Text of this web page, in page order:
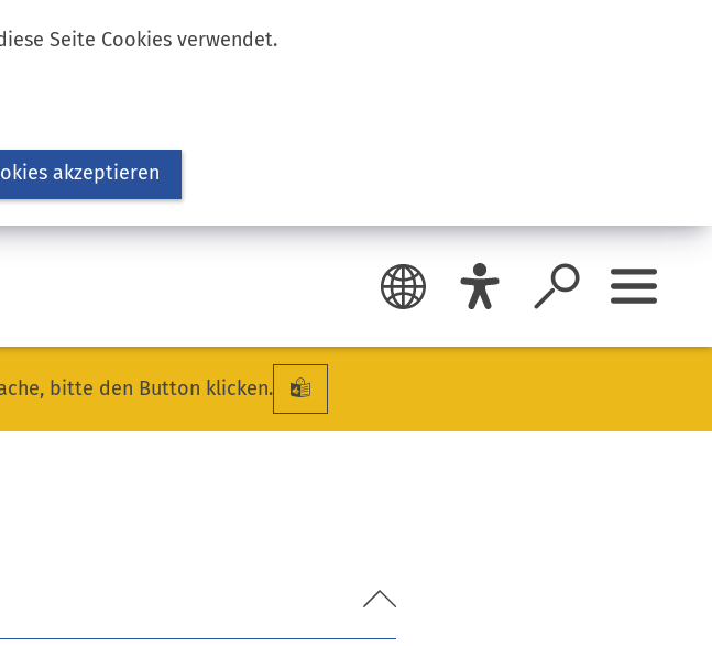
Seite Cookies verwendet.
akzeptieren
bitte den Button klicken.